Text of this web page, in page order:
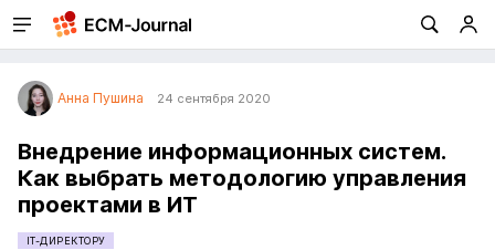
Анна Пушина 24 сентября 2020
Внедрение информационных систем.
Как выбрать методологию управления
проектами в ИТ
IT-ДИРЕКТОРУ